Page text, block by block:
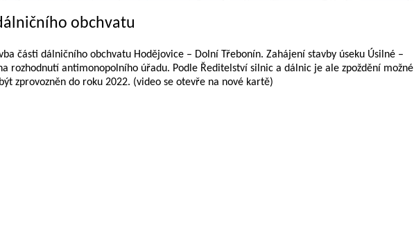
obchvatu
části dálničního obchvatu Hodějovice – Dolní Třebonín. Zahájení stavby úseku Úsilné –
rozhodnutí antimonopolního úřadu. Podle Ředitelství silnic a dálnic je ale zpoždění možné
zprovozněn do roku 2022. (video se otevře na nové kartě)